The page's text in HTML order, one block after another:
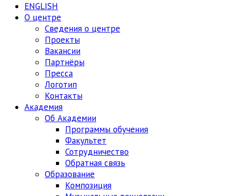
ENGLISH
О центре
Сведения о центре
Проекты
Вакансии
Партнёры
Пресса
Логотип
Контакты
Академия
Об Академии
Программы обучения
Факультет
Сотрудничество
Обратная связь
Образование
Композиция